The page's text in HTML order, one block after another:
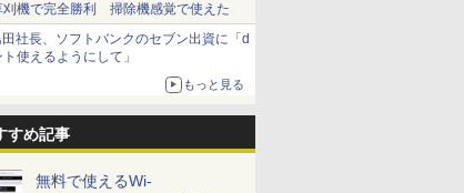
刈機で完全勝利 掃除機感覚で使えた
田社長、ソフトバンクのセブン出資に「d
使えるようにして」
もっと見る
すめ記事
無料で使えるWi-